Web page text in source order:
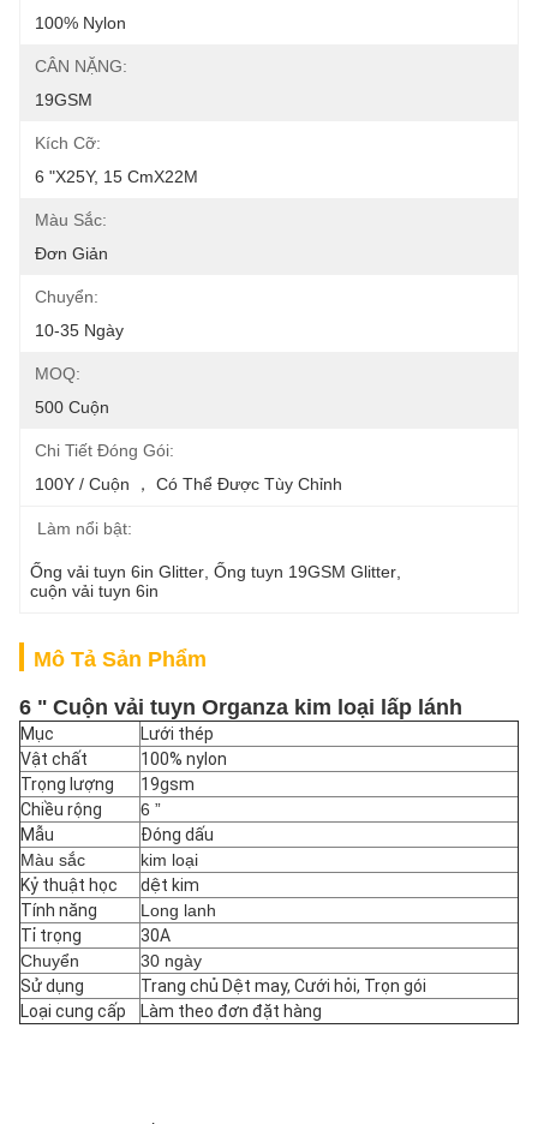
100% Nylon
CÂN NẶNG:
19GSM
Kích Cỡ:
6 "X25Y, 15 CmX22M
Màu Sắc:
Đơn Giản
Chuyển:
10-35 Ngày
MOQ:
500 Cuộn
Chi Tiết Đóng Gói:
100Y / Cuộn ， Có Thể Được Tùy Chỉnh
Làm nổi bật:
Ống vải tuyn 6in Glitter Ống tuyn 19GSM Glitter
cuộn vải tuyn 6in
Mô Tả Sản Phẩm
6 " Cuộn vải tuyn Organza kim loại lấp lánh
Mục
Lưới thép
Vật chất
100% nylon
Trọng lượng
19gsm
Chiều rộng
6 ”
Mẫu
Đóng dấu
Màu sắc
kim loại
Kỷ thuật học
dệt kim
Tính năng
Long lanh
Tỉ trọng
30A
Chuyển
30 ngày
Sử dụng
Trang chủ Dệt may, Cưới hỏi, Trọn gói
Loại cung cấp
Làm theo đơn đặt hàng